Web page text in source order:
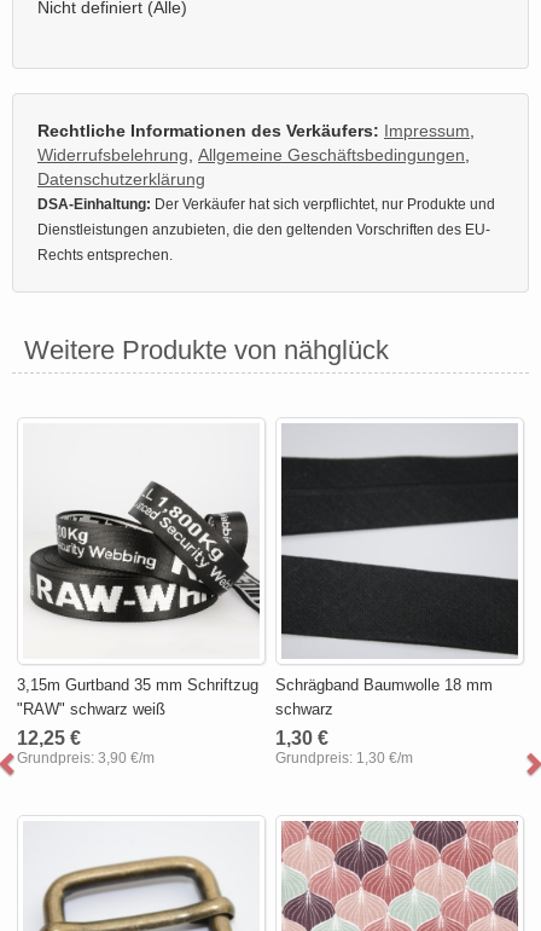
Nicht definiert (Alle)
Rechtliche Informationen des Verkäufers: Impressum
Widerrufsbelehrung Allgemeine Geschäftsbedingungen
Datenschutzerklärung
DSA-Einhaltung: Der Verkäufer hat sich verpflichtet, nur Produkte und
Dienstleistungen anzubieten, die den geltenden Vorschriften des EU-
Rechts entsprechen.
Weitere Produkte von nähglück
3,15m Gurtband 35 mm Schriftzug
"RAW" schwarz weiß
12,25 €
Grundpreis:3,90 €/m
Schrägband Baumwolle 18 mm
schwarz
1,30 €
Grundpreis: 1,30 €/m